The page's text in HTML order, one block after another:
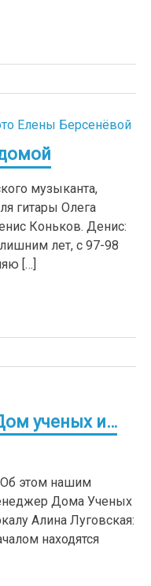
музыканта,
гитары Олега
Коньков. Денис:
лет, с 97-98
[…]
ученых и…
этом нашим
Дома Ученых
Алина Луговская:
находятся